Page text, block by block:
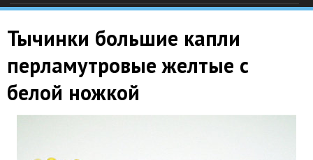
Тычинки большие капли
перламутровые желтые с
белой ножкой